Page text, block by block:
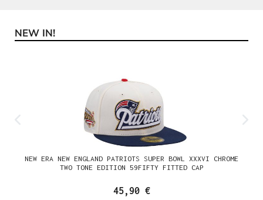
Produktgalerie überspringen
NEW IN!
NEW ERA NEW ENGLAND PATRIOTS SUPER BOWL XXXVI CHROME
TWO TONE EDITION 59FIFTY FITTED CAP
45,90 €